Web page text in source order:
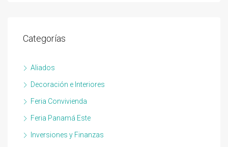
Categorías
Aliados
Decoración e Interiores
Feria Convivienda
Feria Panamá Este
Inversiones y Finanzas